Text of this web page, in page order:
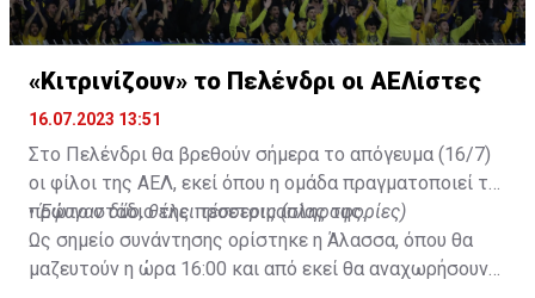
«Κιτρινίζουν» το Πελένδρι οι ΑΕΛίστες
16.07.2023 13:51
Στο Πελένδρι θα βρεθούν σήμερα το απόγευμα (16/7)
οι φίλοι της ΑΕΛ, εκεί όπου η ομάδα πραγματοποιεί το
πρώτο στάδιο της προετοιμασίας της.
•Έφυγαν δύο, θέλει τέσσερις (πληροφορίες)
Ως σημείο συνάντησης ορίστηκε η Άλασσα, όπου θα
μαζευτούν η ώρα 16:00 και από εκεί θα αναχωρήσουν